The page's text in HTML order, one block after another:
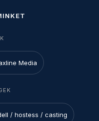
Media
/ hostess / casting